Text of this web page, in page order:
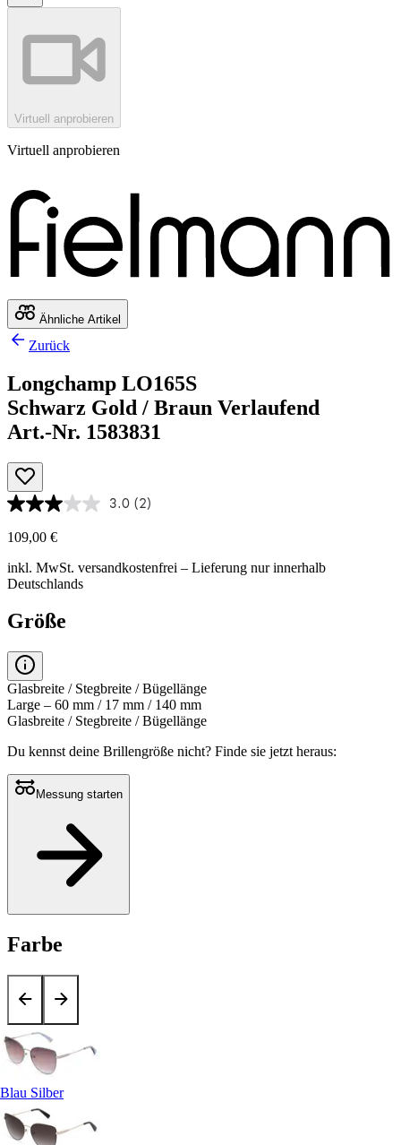
Virtuell anprobieren
Virtuell anprobieren
Ähnliche Artikel
Zurück
Longchamp LO165S
Schwarz Gold / Braun Verlaufend
Art.-Nr. 1583831
3.0 (2)
109,00 €
inkl. MwSt. versandkostenfrei – Lieferung nur innerhalb
Deutschlands
Größe
Glasbreite / Stegbreite / Bügellänge
Large – 60 mm / 17 mm / 140 mm
Glasbreite / Stegbreite / Bügellänge
Du kennst deine Brillengröße nicht? Finde sie jetzt heraus:
Messung starten
Farbe
Blau Silber